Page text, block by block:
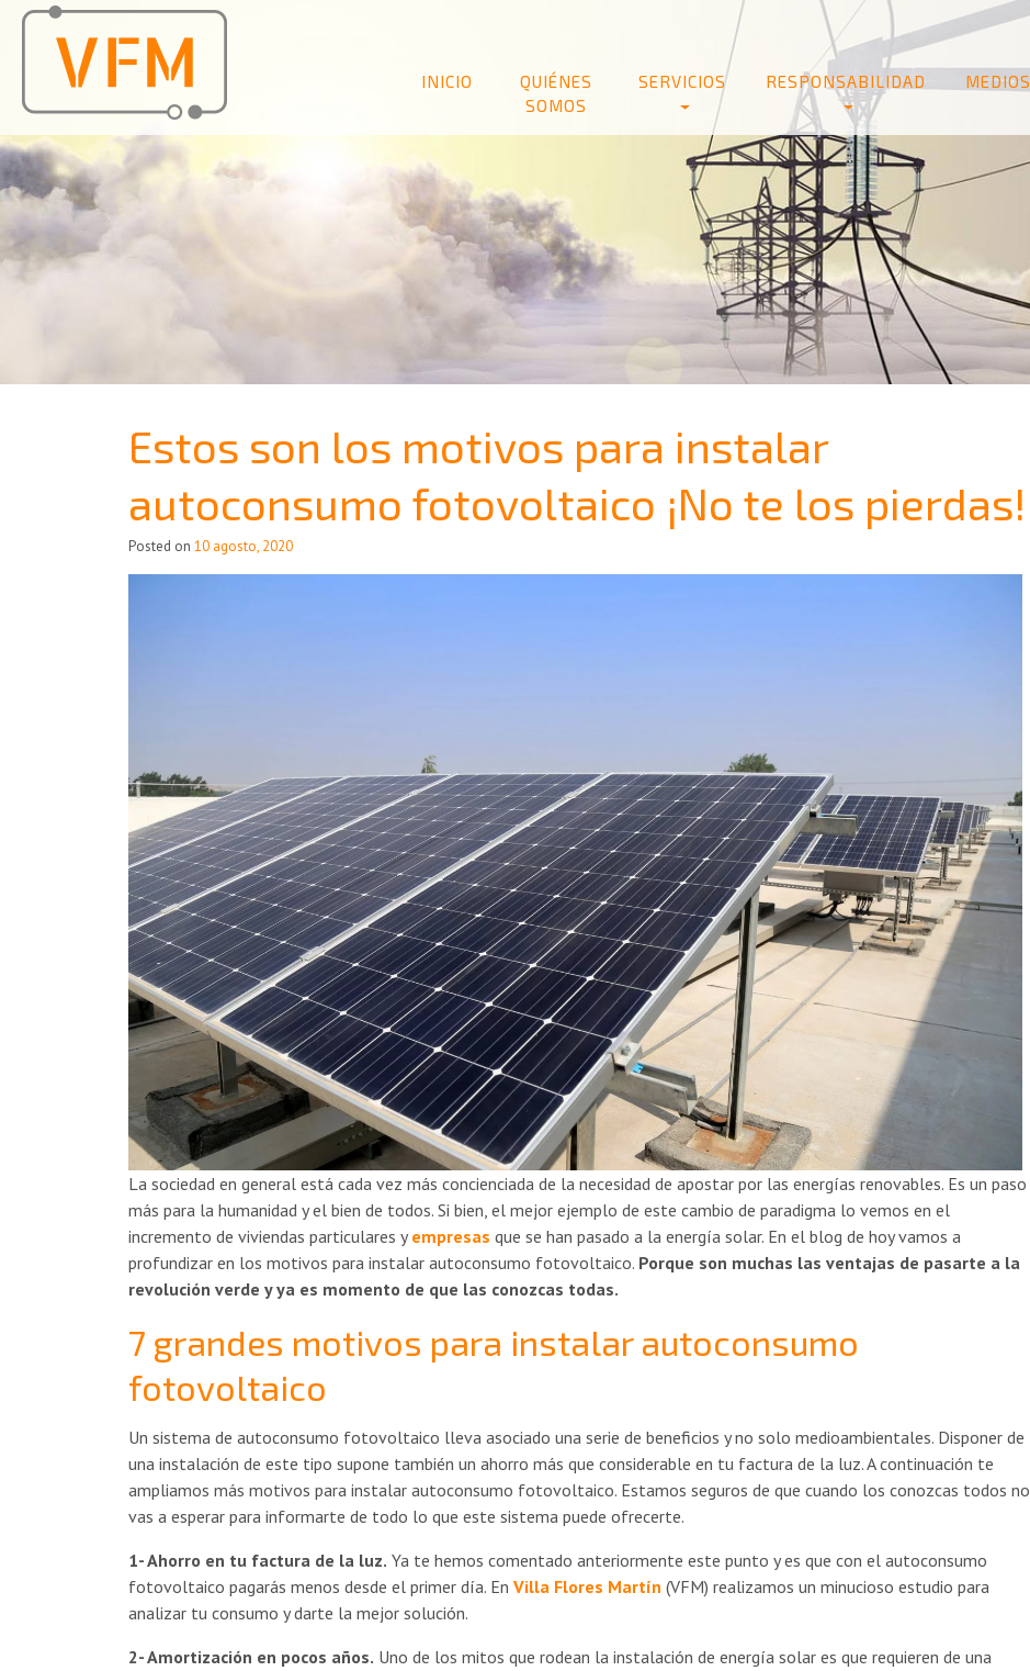
INICIO
QUIÉNES
SOMOS
SERVICIOS RESPONSABILIDAD MEDIOS
Estos son los motivos para instalar
autoconsumo fotovoltaico ¡No te los pierdas!
Posted on 10 agosto, 2020
La sociedad en general está cada vez más concienciada de la necesidad de apostar por las energías renovables. Es un paso
más para la humanidad y el bien de todos. Si bien, el mejor ejemplo de este cambio de paradigma lo vemos en el
incremento de viviendas particulares yempresas que se han pasado a la energía solar. En el blog de hoy vamos a
profundizar en los motivos para instalar autoconsumo fotovoltaico. Porque son muchas las ventajas de pasarte a la
revolución verde y ya es momento de que las conozcas todas.
7 grandes motivos para instalar autoconsumo
fotovoltaico
Un sistema de autoconsumo fotovoltaico lleva asociado una serie de beneficios y no solo medioambientales. Disponer de
una instalación de este tipo supone también un ahorro más que considerable en tu factura de la luz. A continuación te
ampliamos más motivos para instalar autoconsumo fotovoltaico. Estamos seguros de que cuando los conozcas todos no
vas a esperar para informarte de todo lo que este sistema puede ofrecerte.
1- Ahorro en tu factura de la luz. Ya te hemos comentado anteriormente este punto y es que con el autoconsumo
fotovoltaico pagarás menos desde el primer día. En Villa Flores Martín (VFM) realizamos un minucioso estudio para
analizar tu consumo y darte la mejor solución.
2- Amortización en pocos años. Uno de los mitos que rodean la instalación de energía solar es que requieren de una